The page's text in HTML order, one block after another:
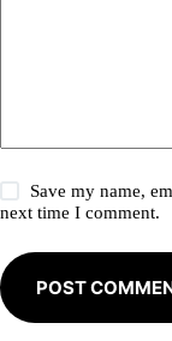
Save my name,
next time I comment.
POST